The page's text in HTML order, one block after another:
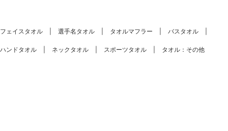
フェイスタオル 選手名タオル タオルマフラー バスタオル
ハンドタオル ネックタオル スポーツタオル タオル：その他